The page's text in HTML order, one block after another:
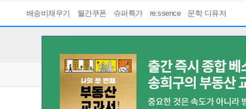
배송비채우기 월간쿠폰 슈퍼특가 re:ssence 문학 디퓨저